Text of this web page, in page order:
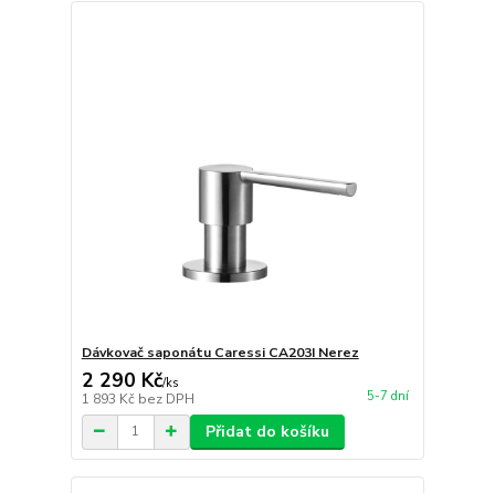
Dávkovač saponátu Caressi CA203I Nerez
2 290 Kč/ks
1 893 Kč bez DPH 5-7 dní
Přidat do košíku